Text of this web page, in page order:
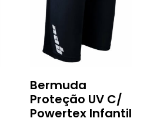
Bermuda
Proteção UV C/
Powertex Infantil